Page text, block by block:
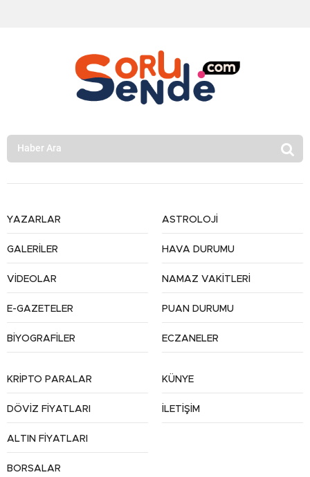
YAZARLAR
GALERİLER
VİDEOLAR
E-GAZETELER
BİYOGRAFİLER
ASTROLOJİ
HAVA DURUMU
NAMAZ VAKİTLERİ
PUAN DURUMU
ECZANELER
KRİPTO PARALAR
DÖVİZ FİYATLARI
ALTIN FİYATLARI
BORSALAR
KÜNYE
İLETİŞİM